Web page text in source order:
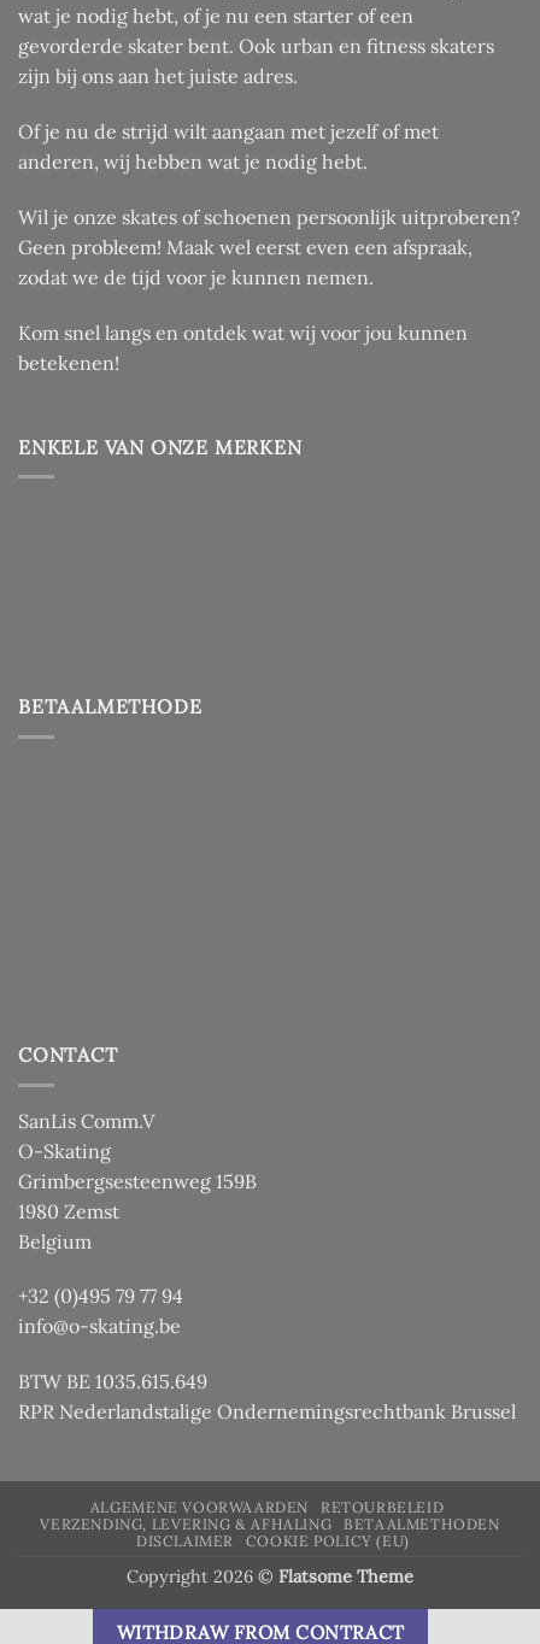
productpagina
wat je nodig hebt, of je nu een starter of een
gevorderde skater bent. Ook urban en fitness skaters
zijn bij ons aan het juiste adres.
Of je nu de strijd wilt aangaan met jezelf of met
anderen, wij hebben wat je nodig hebt.
Wil je onze skates of schoenen persoonlijk uitproberen?
Geen probleem! Maak wel eerst even een afspraak,
zodat we de tijd voor je kunnen nemen.
Kom snel langs en ontdek wat wij voor jou kunnen
betekenen!
ENKELE VAN ONZE MERKEN
BETAALMETHODE
CONTACT
SanLis Comm.V
O-Skating
Grimbergsesteenweg 159B
1980 Zemst
Belgium
+32 (0)495 79 77 94
info@o-skating.be
BTW BE 1035.615.649
RPR Nederlandstalige Ondernemingsrechtbank Brussel
ALGEMENE VOORWAARDEN
RETOURBELEID
VERZENDING, LEVERING & AFHALING
BETAALMETHODEN
DISCLAIMER
COOKIE POLICY (EU)
Copyright 2026 © Flatsome Theme
WITHDRAW FROM CONTRACT